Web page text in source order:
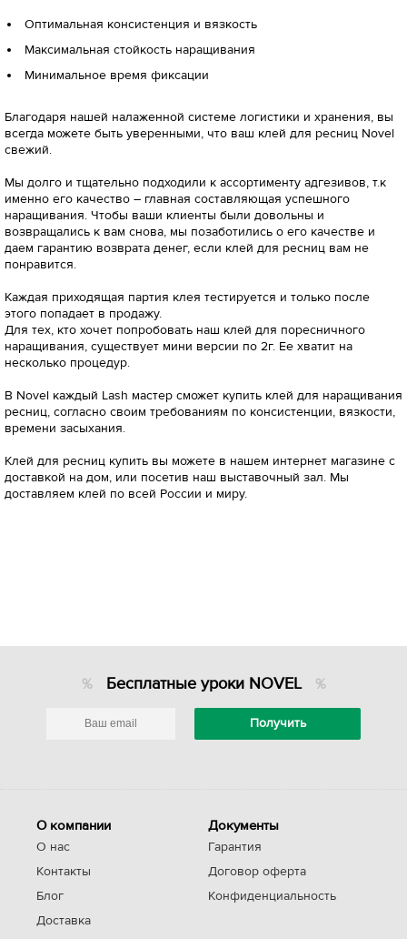
Оптимальная консистенция и вязкость
Максимальная стойкость наращивания
Минимальное время фиксации
Благодаря нашей налаженной системе логистики и хранения, вы
всегда можете быть уверенными, что ваш клей для ресниц Novel
свежий.
Мы долго и тщательно подходили к ассортименту адгезивов, т.к
именно его качество – главная составляющая успешного
наращивания. Чтобы ваши клиенты были довольны и
возвращались к вам снова, мы позаботились о его качестве и
даем гарантию возврата денег, если клей для ресниц вам не
понравится.
Каждая приходящая партия клея тестируется и только после
этого попадает в продажу.
Для тех, кто хочет попробовать наш клей для поресничного
наращивания, существует мини версии по 2г. Ее хватит на
несколько процедур.
В Novel каждый Lash мастер сможет купить клей для наращивания
ресниц, согласно своим требованиям по консистенции, вязкости,
времени засыхания.
Клей для ресниц купить вы можете в нашем интернет магазине с
доставкой на дом, или посетив наш выставочный зал. Мы
доставляем клей по всей России и миру.
Бесплатные уроки NOVEL
О компании
О нас
Контакты
Блог
Доставка
Документы
Гарантия
Договор оферта
Конфиденциальность